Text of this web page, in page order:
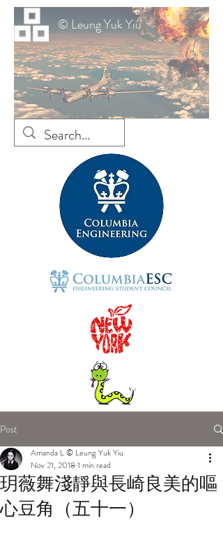
© Leung Yuk Yiu
Post
玥薇舞淺靜與長崎良美的嘔
心豆角（五十一）
Amanda L © Leung Yuk Yiu
Nov 21, 2018 1 min read